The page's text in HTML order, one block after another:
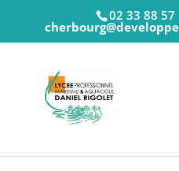
02 33 88 57